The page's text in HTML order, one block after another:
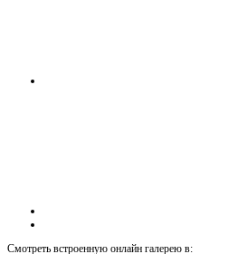
Смотреть встроенную онлайн галерею в: